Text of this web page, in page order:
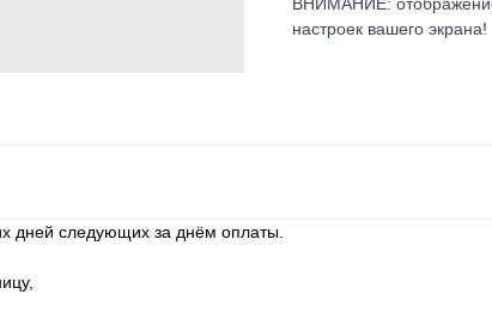
ВНИМАНИЕ: отображение
настроек вашего экрана!
дней следующих за днём оплаты.